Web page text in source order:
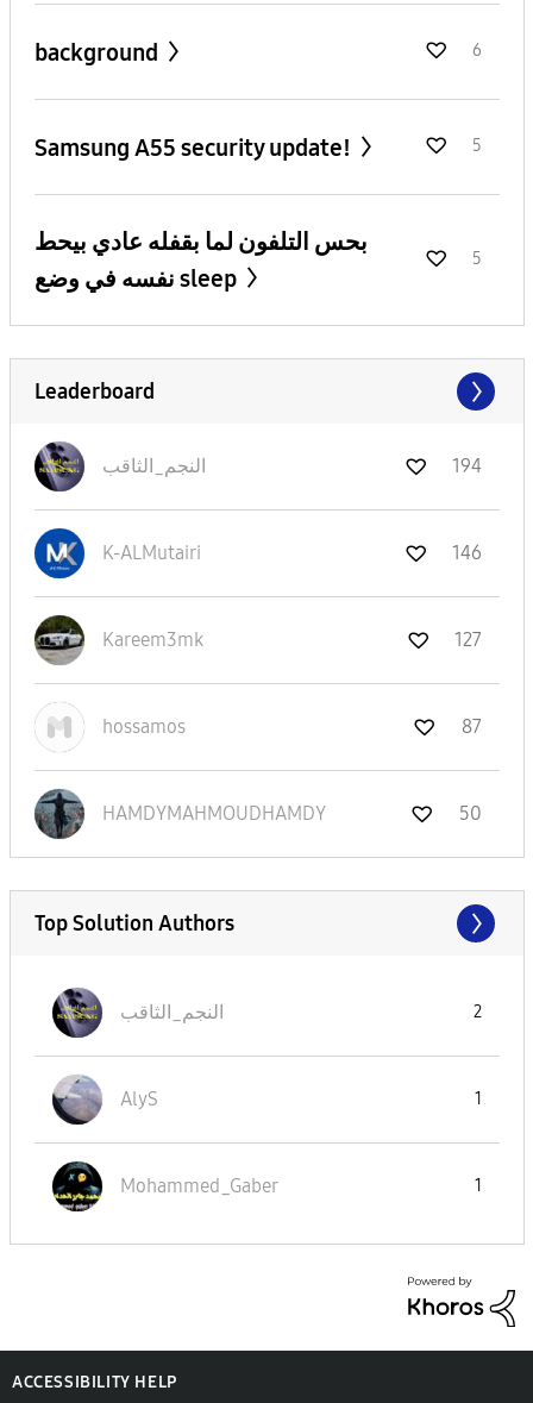
background 6
Samsung A55 security update! 5
بحس التلفون لما بقفله عادي بيحط
نفسه في وضع sleep
5
Leaderboard
النجم_الثاقب 194
K-ALMutairi 146
Kareem3mk 127
hossamos 87
HAMDYMAHMOUDHAMDY 50
Top Solution Authors
النجم_الثاقب 2
AlyS 1
Mohammed_Gaber 1
ACCESSIBILITY HELP